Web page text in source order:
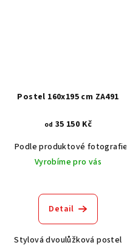
Postel 160x195 cm ZA491
od 35 150 Kč
Podle produktové fotografie
Vyrobíme pro vás
Detail
Stylová dvoulůžková postel